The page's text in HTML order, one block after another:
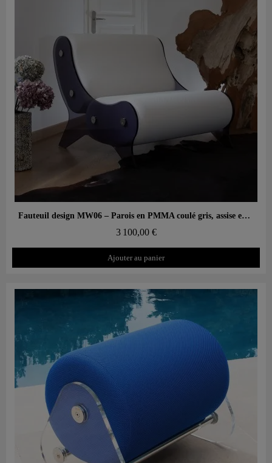
Aperçu rapide Fauteuil design MW06 – Parois en PMMA coulé gris, assise en mousse
3 100,00 €
Ajouter au panier